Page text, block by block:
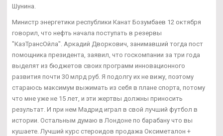
Шунина.
Министр энергетики республики Канат Бозумбаев 12 октября
говорил, что нефть начала поступать в резервы
"КазТрансОйла". Аркадий Дворкович, занимавший тогда пост
помощника президента, заявил, что госкомпании за три года
выделят из бюджетов своих программ инновационного
развития почти 30 млрд руб. Я подолгу их не вижу, поэтому
стараюсь максимум выжимать из себя в плане спорта, потому
что мне уже не 15 лет, и эти жертвы должны приносить
результат. И при нем Мадрид играл в свой лучший футбол в
истории. Остальным думаю в Лондоне по барабану что вы
кушаете. Лучший курс стероидов продажа Оксиметалон +